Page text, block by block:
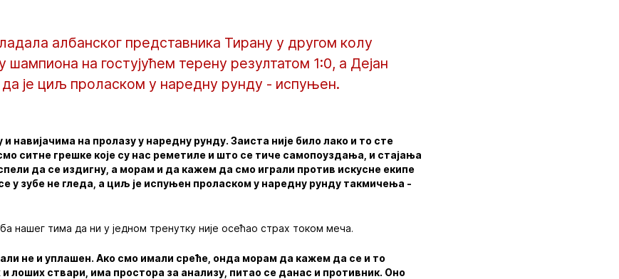
албанског представника Тирану у другом колу
шампиона на гостујућем терену резултатом 1:0, а Дејан
да је циљ проласком у наредну рунду - испуњен.
навијачима на пролазу у наредну рунду. Заиста није било лако и то сте
ситне грешке које су нас реметиле и што се тиче самопоуздања, и стајања
да се издигну, а морам и да кажем да смо играли против искусне екипе
у зубе не гледа, а циљ је испуњен проласком у наредну рунду такмичења -
нашег тима да ни у једном тренутку није осећао страх током меча.
не и уплашен. Ако смо имали среће, онда морам да кажем да се и то
и лоших ствари, има простора за анализу, питао се данас и противник. Оно